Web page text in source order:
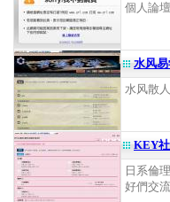
個人論
水风
水风散
KEY
日系倫
好們交